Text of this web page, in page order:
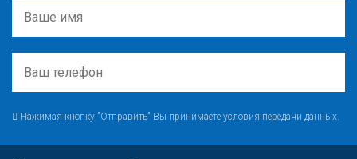
Нажимая кнопку "Отправить" Вы принимаете условия передачи данных.